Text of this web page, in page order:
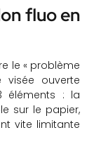
fluo en
le « problème
visée ouverte
éléments : la
sur le papier,
vite limitante